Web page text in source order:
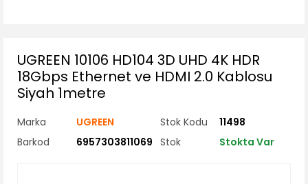
UGREEN 10106 HD104 3D UHD 4K HDR
18Gbps Ethernet ve HDMI 2.0 Kablosu
Siyah 1metre
Marka UGREEN Stok Kodu
11498
Barkod
6957303811069 Stok Stokta Var